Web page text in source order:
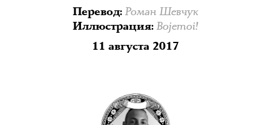
Перевод: Роман Шевчук
Иллюстрация: Bojemoi!
11 августа 2017